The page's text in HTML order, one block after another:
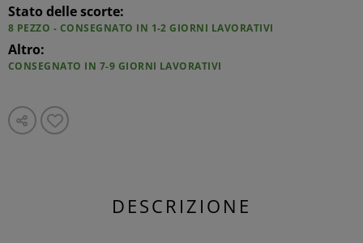
Stato delle scorte:
8 PEZZO - CONSEGNATO IN 1-2 GIORNI LAVORATIVI
Altro:
CONSEGNATO IN 7-9 GIORNI LAVORATIVI
DESCRIZIONE